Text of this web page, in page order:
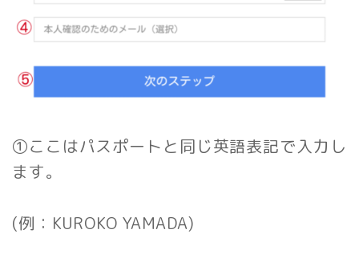
①ここはパスポートと同じ英語表記で入力し
ます。
(例：KUROKO YAMADA)